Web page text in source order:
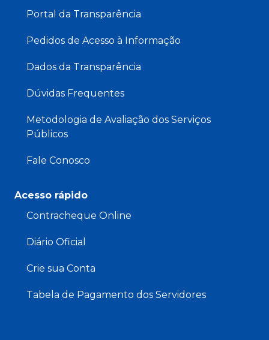
Portal da Transparência
Pedidos de Acesso à Informação
Dados da Transparência
Dúvidas Frequentes
Metodologia de Avaliação dos Serviços
Públicos
Fale Conosco
Acesso rápido
Contracheque Online
Diário Oficial
Crie sua Conta
Tabela de Pagamento dos Servidores